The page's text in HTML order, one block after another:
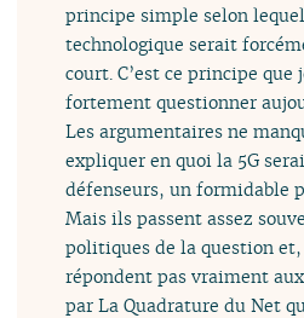
principe simple selon
technologique serait
court. C’est ce principe que
fortement questionner
Les argumentaires ne
expliquer en quoi la 5G
défenseurs, un formidable
Mais ils passent assez
politiques de la question
répondent pas vraiment
par La Quadrature du Net